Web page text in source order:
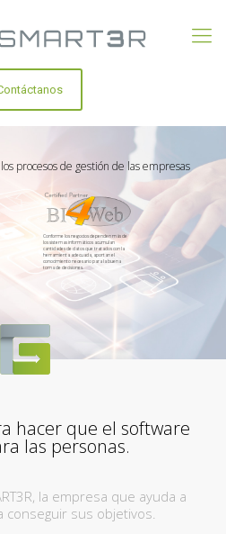
procesos de gestión de las empresas
Conforme los negocios dependen más de
los sistemas informáticos acumulan
cantidades de datos que tratados con la
herramienta adecuada, aportan el
conocimiento necesario para la buena
toma de decisiones.
hacer que el software
las personas.
la empresa que ayuda a
conseguir sus objetivos.